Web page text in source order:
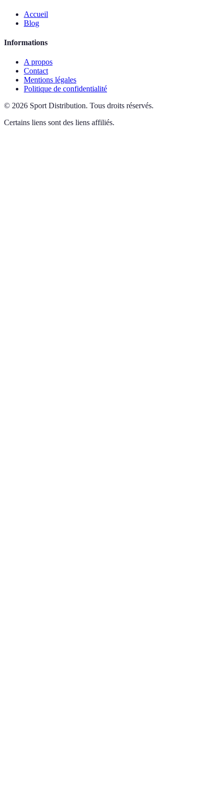
Accueil
Blog
Informations
A propos
Contact
Mentions légales
Politique de confidentialité
© 2026 Sport Distribution. Tous droits réservés.
Certains liens sont des liens affiliés.